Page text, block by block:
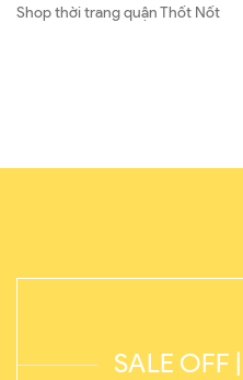
Shop thời trang quận Thốt Nốt
SALE OFF